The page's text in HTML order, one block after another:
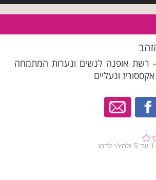
פרפל | PURPLE - רשת אופנה לנשים ונערות המתמחה
ונעליים